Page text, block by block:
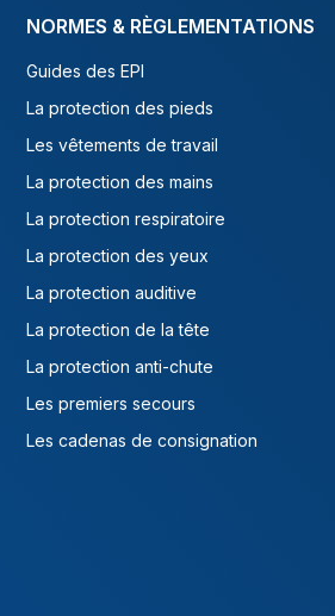
NORMES & RÈGLEMENTATIONS
Guides des EPI
La protection des pieds
Les vêtements de travail
La protection des mains
La protection respiratoire
La protection des yeux
La protection auditive
La protection de la tête
La protection anti-chute
Les premiers secours
Les cadenas de consignation